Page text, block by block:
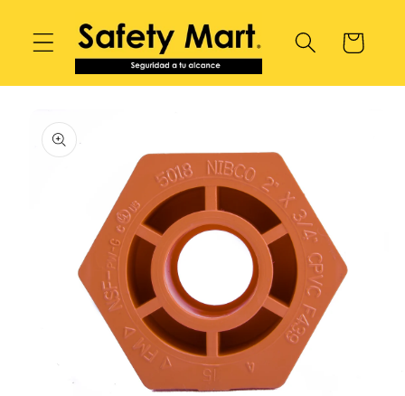
directamente
al contenido
Carrito
Ir
información